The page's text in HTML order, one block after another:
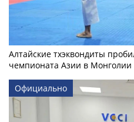
Алтайские тхэквондиты
чемпионата Азии в Монголии
Официально